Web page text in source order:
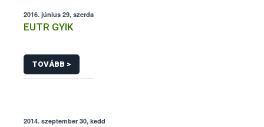
2016. június 29, szerda
EUTR GYIK
TOVÁBB >
2014. szeptember 30, kedd